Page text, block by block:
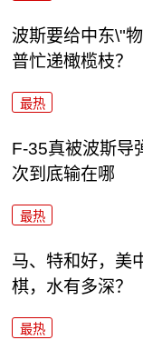
波斯要给中东\"
普忙递橄榄枝？
最热
F-35真被波斯导
次到底输在哪
最热
马、特和好，美
棋，水有多深？
最热